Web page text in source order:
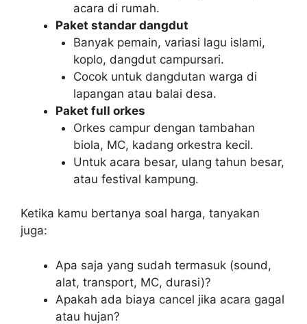
acara di rumah.
Paket standar dangdut
Banyak pemain, variasi lagu islami,
koplo, dangdut campursari.
Cocok untuk dangdutan warga di
lapangan atau balai desa.
Paket full orkes
Orkes campur dengan tambahan
biola, MC, kadang orkestra kecil.
Untuk acara besar, ulang tahun besar,
atau festival kampung.
Ketika kamu bertanya soal harga, tanyakan
juga:
Apa saja yang sudah termasuk (sound,
alat, transport, MC, durasi)?
Apakah ada biaya cancel jika acara gagal
atau hujan?